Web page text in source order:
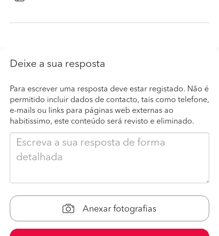
Deixe a sua resposta
Para escrever uma resposta deve estar registado. Não é
permitido incluir dados de contacto, tais como telefone,
e-mails ou links para páginas web externas ao
habitissimo, este conteúdo será revisto e eliminado.
Anexar fotografias